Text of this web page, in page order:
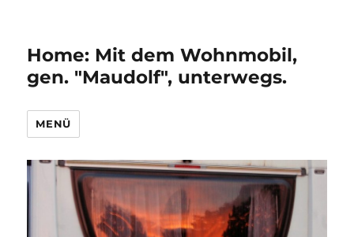
Home: Mit dem Wohnmobil,
gen. "Maudolf", unterwegs.
MENÜ